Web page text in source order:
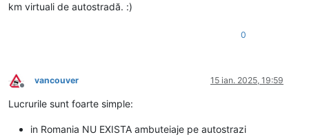
km virtuali de autostradă. :)
0
Deconectat
vancouver 15 ian. 2025, 19:59
Lucrurile sunt foarte simple:
in Romania NU EXISTA ambuteiaje pe autostrazi